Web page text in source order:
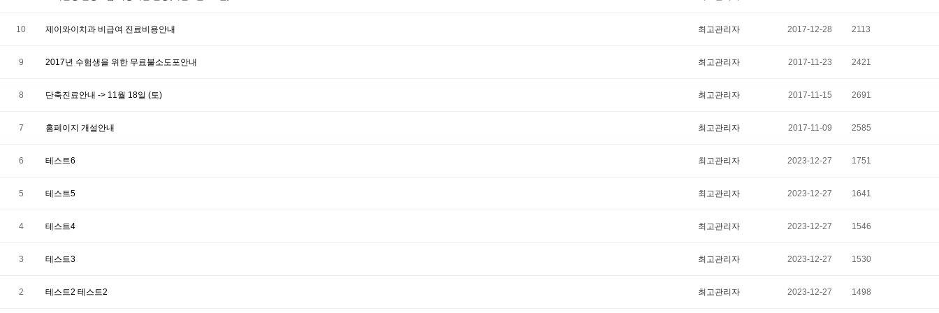
10 제이와이치과 비급여 진료비용안내 최고관리자 2017-12-28 2113
9 2017년 수험생을 위한 무료불소도포안내 최고관리자 2017-11-23 2421
8 단축진료안내 -> 11월 18일 (토) 최고관리자 2017-11-15 2691
7 홈페이지 개설안내 최고관리자 2017-11-09 2585
6 테스트6 최고관리자 2023-12-27 1751
5 테스트5 최고관리자 2023-12-27 1641
4 테스트4 최고관리자 2023-12-27 1546
3 테스트3 최고관리자 2023-12-27 1530
2 테스트2 테스트2 최고관리자 2023-12-27 1498